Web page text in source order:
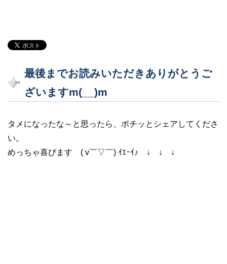
最後までお読みいただきありがとうご
ざいますm(__)m
タメになったな～と思ったら、ポチッとシェアしてくださ
い。
めっちゃ喜びます ( v￣▽￣) ｲｴｰｲ♪ ↓ ↓ ↓